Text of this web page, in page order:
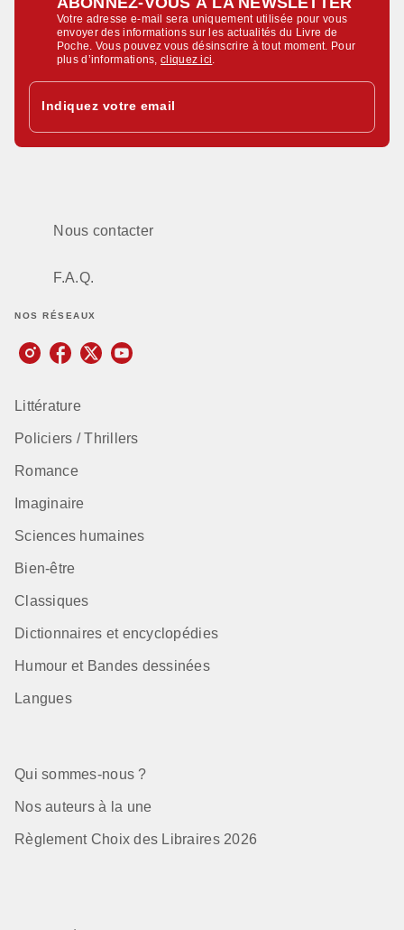
Votre adresse e-mail sera uniquement utilisée pour vous
envoyer des informations sur les actualités du Livre de
Poche. Vous pouvez vous désinscrire à tout moment. Pour
plus d’informations,cliquez ici
Indiquez votre email
Nous contacter
F.A.Q.
NOS RÉSEAUX
Littérature
Policiers / Thrillers
Romance
Imaginaire
Sciences humaines
Bien-être
Classiques
Dictionnaires et encyclopédies
Humour et Bandes dessinées
Langues
Qui sommes-nous ?
Nos auteurs à la une
Règlement Choix des Libraires 2026